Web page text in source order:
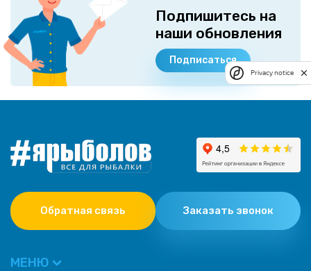
Подпишитесь на
наши обновления
Подписаться
Обратная связь Заказать звонок
МЕНЮ
Privacy notice